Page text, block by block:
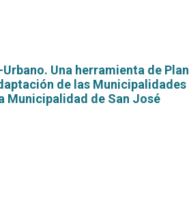
Urbano. Una herramienta de
de las
Municipalidad de San José